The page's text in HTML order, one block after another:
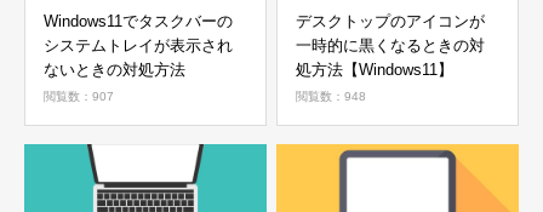
Windows11でタスクバーの
システムトレイが表示され
ないときの対処方法
閲覧数：907
デスクトップのアイコンが
一時的に黒くなるときの対
処方法【Windows11】
閲覧数：948